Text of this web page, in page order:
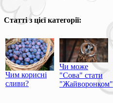
Статті з цієї категорії:
Чим корисні
сливи?
Чи може
"Сова" стати
"Жайворонком"